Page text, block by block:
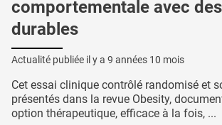
comportementale avec
durables
Actualité publiée il y a 9 années 10 mois
Cet essai clinique contrôlé randomisé et
présentés dans la revue Obesity,
option thérapeutique, efficace à la fois, ...